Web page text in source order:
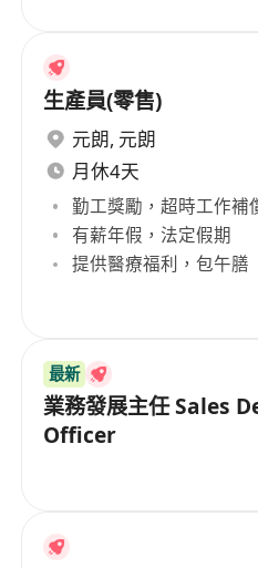
生產員(零售)
元朗, 元朗
月休4天
勤工獎勵，超時工作補
有薪年假，法定假期
提供醫療福利，包午膳
最新
業務發展主任 Sales
Officer